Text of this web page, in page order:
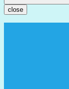
close